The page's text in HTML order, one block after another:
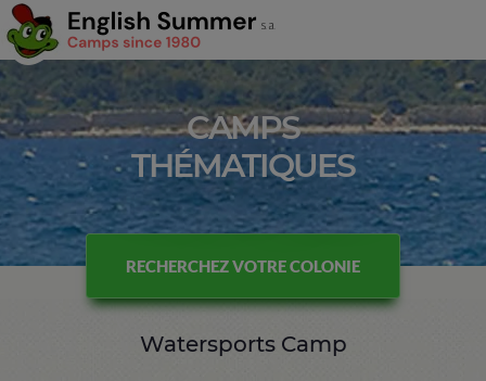
CAMPS
THÉMATIQUES
RECHERCHEZ VOTRE COLONIE
Watersports Camp